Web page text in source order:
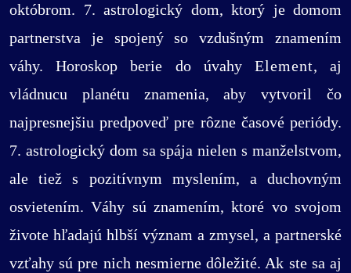
októbrom. 7. astrologický dom, ktorý je domom
partnerstva je spojený so vzdušným znamením
váhy. Horoskop berie do úvahy Element, aj
vládnucu planétu znamenia, aby vytvoril čo
najpresnejšiu predpoveď pre rôzne časové periódy.
7. astrologický dom sa spája nielen s manželstvom,
ale tiež s pozitívnym myslením, a duchovným
osvietením. Váhy sú znamením, ktoré vo svojom
živote hľadajú hlbší význam a zmysel, a partnerské
vzťahy sú pre nich nesmierne dôležité. Ak ste sa aj